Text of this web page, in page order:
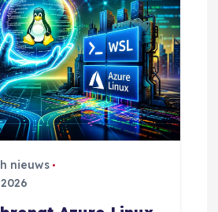
nieuws